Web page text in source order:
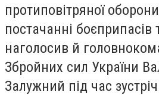
протиповітряної
постачанні боєприпасів
наголосив й
Збройних сил України
Залужний під час